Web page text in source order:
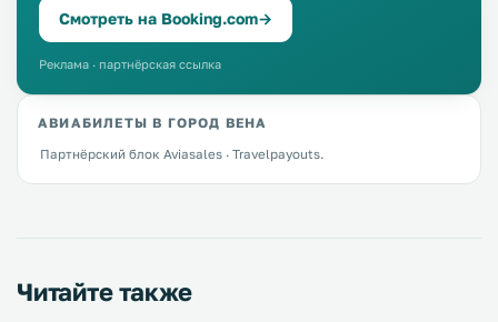
Смотреть на Booking.com→
Реклама · партнёрская ссылка
АВИАБИЛЕТЫ В ГОРОД ВЕНА
Партнёрский блок Aviasales · Travelpayouts.
Читайте также